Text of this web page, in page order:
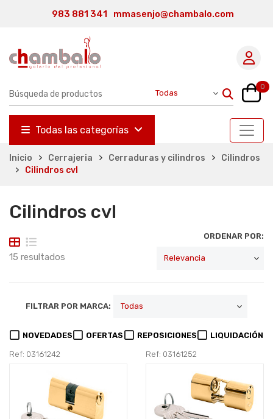
983 881 341 mmasenjo@chambalo.com
0
Todas las categorías
Inicio Cerrajeria Cerraduras y cilindros
Cilindros
Cilindros cvl
Cilindros cvl
15 resultados
ORDENAR POR:
FILTRAR POR MARCA:
NOVEDADES OFERTAS REPOSICIONES LIQUIDACIÓN
Ref: 03161242 Ref: 03161252